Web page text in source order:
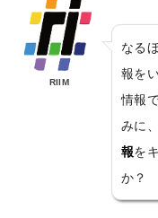
RIIM
なる
報を
情報
みに
報を
か？